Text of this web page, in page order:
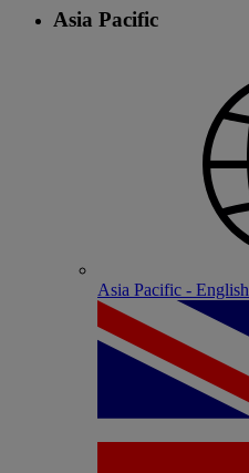
Asia Pacific
Asia Pacific - English